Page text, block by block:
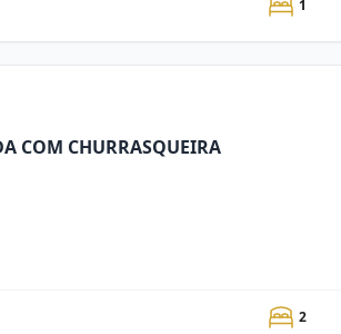
1
COM CHURRASQUEIRA
2